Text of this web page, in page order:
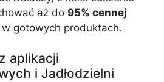
aż do 95% cennej
w gotowych produktach.
aplikacji
i Jadłodzielni